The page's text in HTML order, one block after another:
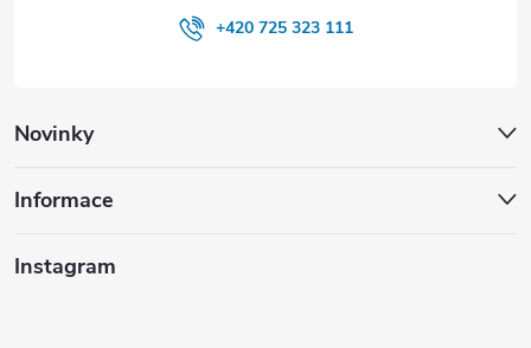
Novinky
Informace
Instagram
+420 725 323 111